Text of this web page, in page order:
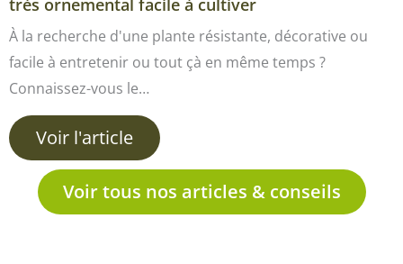
très ornemental facile à cultiver
À la recherche d'une plante résistante, décorative ou
facile à entretenir ou tout çà en même temps ?
Connaissez-vous le…
Voir l'article
Voir tous nos articles & conseils